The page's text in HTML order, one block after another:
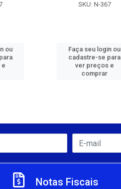
ou
e
SKU: N-367
Faça seu login ou
cadastre-se para
ver preços e
comprar
Notas Fiscais